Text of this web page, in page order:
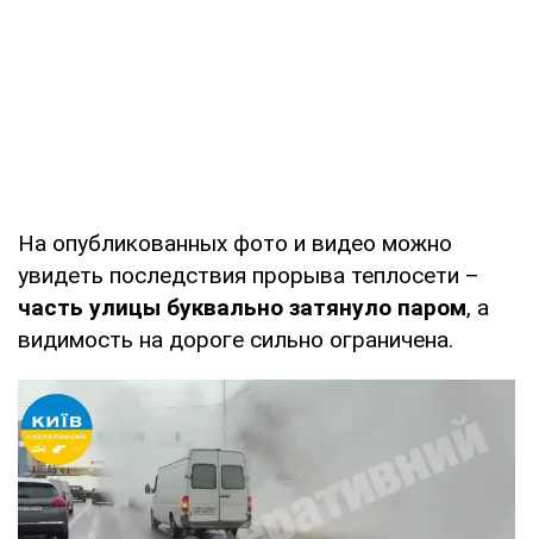
На опубликованных фото и видео можно
увидеть последствия прорыва теплосети –
часть улицы буквально затянуло паром, а
видимость на дороге сильно ограничена.